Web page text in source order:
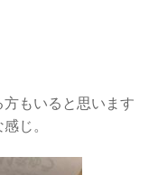
もいると思います
じ。